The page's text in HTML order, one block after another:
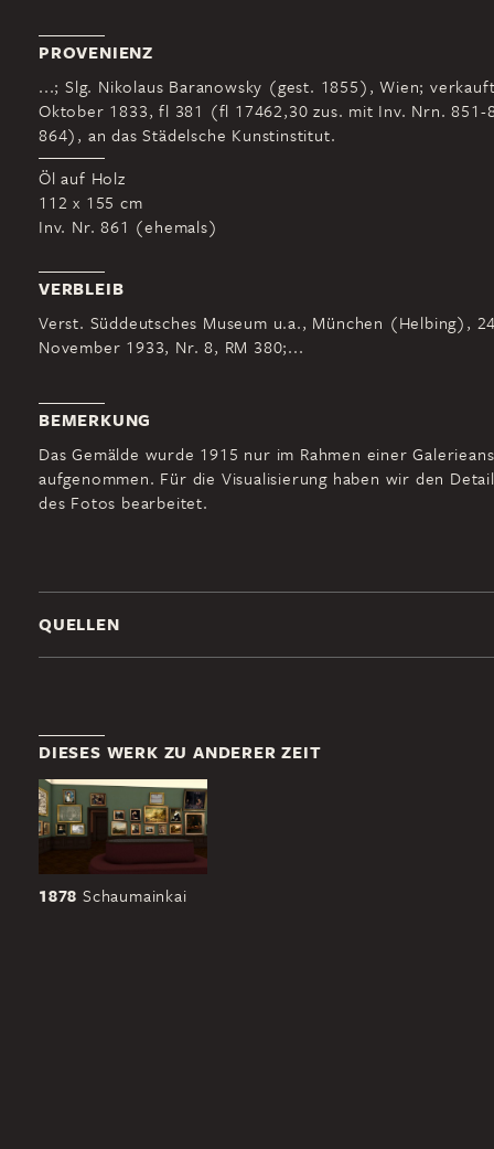
PROVENIENZ
...; Slg. Nikolaus Baranowsky (gest. 1855), Wien;
Oktober 1833, fl 381 (fl 17462,30 zus. mit Inv. Nrn. 851-
864), an das Städelsche Kunstinstitut.
Öl auf Holz
112 x 155 cm
Inv. Nr. 861 (ehemals)
VERBLEIB
Verst. Süddeutsches Museum u.a., München (Helbing),
November 1933, Nr. 8, RM 380;...
BEMERKUNG
Das Gemälde wurde 1915 nur im Rahmen einer
aufgenommen. Für die Visualisierung haben wir den
des Fotos bearbeitet.
QUELLEN
DIESES WERK ZU ANDERER ZEIT
1878 Schaumainkai